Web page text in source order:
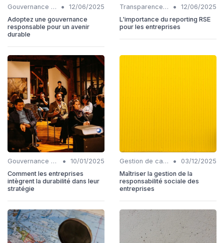
Gouvernance durable •
12/06/2025
Adoptez une gouvernance
responsable pour un avenir
durable
Transparence et reporting •
12/06/2025
L'importance du reporting RSE
pour les entreprises
Gouvernance durable •
10/01/2025
Comment les entreprises
intègrent la durabilité dans leur
stratégie
Gestion de carrière •
03/12/2025
Maîtriser la gestion de la
responsabilité sociale des
entreprises